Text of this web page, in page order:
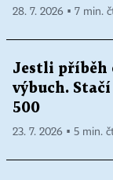
28. 7. 2026 ▪ 7 min.
Jestli příběh
výbuch. Stačí
500
23. 7. 2026 ▪ 5 min.